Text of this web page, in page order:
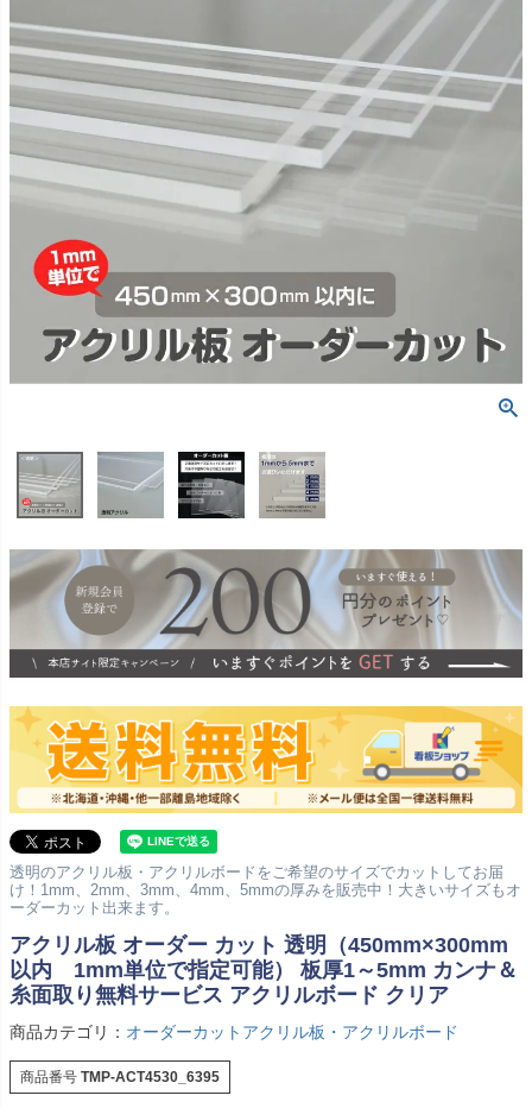
透明のアクリル板・アクリルボードをご希望のサイズでカットしてお届
け！1mm、2mm、3mm、4mm、5mmの厚みを販売中！大きいサイズもオ
ーダーカット出来ます。
アクリル板 オーダー カット 透明（450mm×300mm
以内 1mm単位で指定可能） 板厚1～5mm カンナ＆
糸面取り無料サービス アクリルボード クリア
商品カテゴリ： オーダーカットアクリル板・アクリルボード
商品番号 TMP-ACT4530_6395